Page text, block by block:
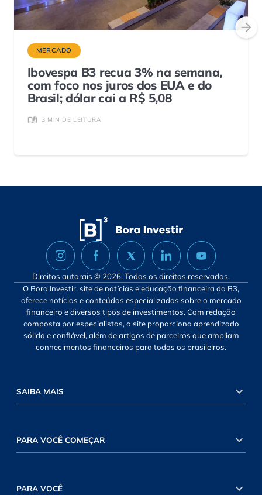
MERCADO
Ibovespa B3 recua 3% na semana,
com foco nos juros dos EUA e do
Brasil; dólar cai a R$ 5,08
3 MIN DE LEITURA
Direitos autorais © 2026. Todos os direitos reservados.
O Bora Investir, site de notícias e educação financeira da B3,
oferece notícias e conteúdos especializados sobre o mercado
financeiro e diversos tipos de investimentos. Com redação
composta por especialistas, o site proporciona aprendizado
sólido e confiável, além de artigos de parceiros que ampliam
conhecimentos financeiros para todos os brasileiros.
SAIBA MAIS
PARA VOCÊ COMEÇAR
PARA VOCÊ